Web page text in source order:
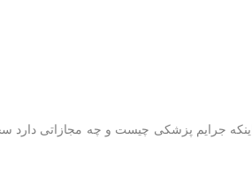
جرایم پزشکی چیست و چه مجازاتی دارد